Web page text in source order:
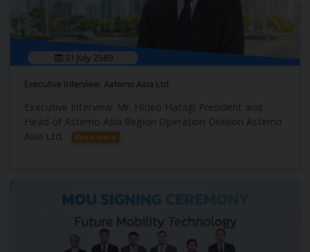
31 July 2569
Executive Interview: Astemo Asia Ltd.
Executive Interview: Mr. Hideo Hatagi President and
Head of Astemo Asia Region Operation Division Astemo
Asia Ltd.
Read more